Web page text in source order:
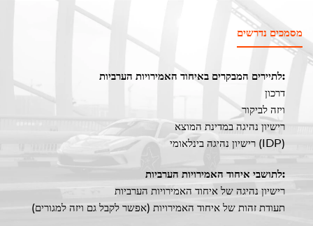
מסמכים נדרשים
לתיירים המבקרים באיחוד האמירויות הערביות:
דרכון
ויזה לביקור
רישיון נהיגה במדינת המוצא
רישיון נהיגה בינלאומי (IDP)
לתושבי איחוד האמירויות הערביות:
רישיון נהיגה של איחוד האמירויות הערביות
תעודת זהות של איחוד האמירויות (אפשר לקבל גם ויזה למגורים)